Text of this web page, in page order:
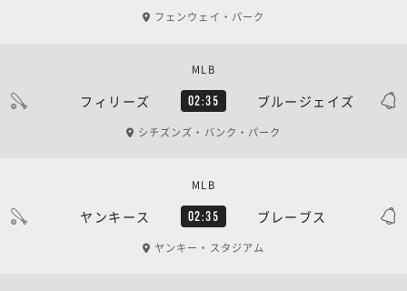
フェンウェイ・パーク
フィリーズ 02:35 ブルージェイズ
MLB
シチズンズ・バンク・パーク
ヤンキース 02:35 ブレーブス
MLB
ヤンキー・スタジアム